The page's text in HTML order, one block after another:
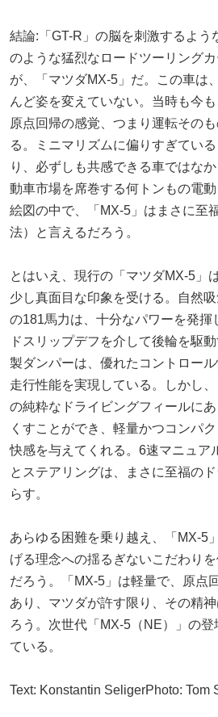
結論:「GT-R」の脳を刺激するよう
のような猛烈なロードツーリング
が、「マツダMX-5」だ。この車は
んど姿を変えていない。当時も今も
原点回帰の感覚、つまり運転その
る。ミニマリズムに偏りすぎてい
り、必ずしも共感できる車ではな
動車市場を席巻する何トンもの電
絵図の中で、「MX-5」はまさに至
法）と言えるだろう。
とはいえ、現行の「マツダMX-5」
少し真面目な印象を受ける。自然
の181馬力は、十分なパワーを発揮
ドスリップデフを介して後輪を駆
製ダンパーは、優れたコントロー
走行性能を実現している。しかし
の純粋なドライビングフィールに
くすことができ、軽量かつコンパ
快感を与えてくれる。6速マニュア
とステアリングは、まさに至福の
らす。
あらゆる困難を乗り越え、「MX-5
げる理念への揺るぎないこだわり
だろう。「MX-5」は軽量で、原点
あり、マツダが許す限り、その精
ろう。次世代「MX-5（NE）」の
ている。
Text: Konstantin SeligerPhoto: Tom